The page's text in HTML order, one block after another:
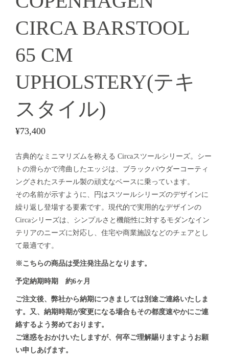
CIRCA BARSTOOL
65 CM
UPHOLSTERY(テキ
スタイル)
¥73,400
古典的なミニマリズムを称える Circaスツールシリーズ。シー
トの滑らかで湾曲したエッジは、ブラックパウダーコーティ
ングされたスチール製の頑丈なベースに乗っています。
その名前が示すように、円はスツールシリーズのデザインに
繰り返し登場する要素です。現代的で実用的なデザインの
Circaシリーズは、シンプルさと機能性に対するモダンなイン
テリアのニーズに対応し、住宅や商業施設などのチェアとし
て最適です。
※こちらの商品は受注発注品となります。
予定納期時期 約6ヶ月
ご注文後、弊社から納期につきましては別途ご連絡いたしま
す。又、納期時期が変更になる場合もその都度速やかにご連
絡するよう努めております。
ご迷惑をおかけいたしますが、何卒ご理解賜りますようお願
い申しあげます。